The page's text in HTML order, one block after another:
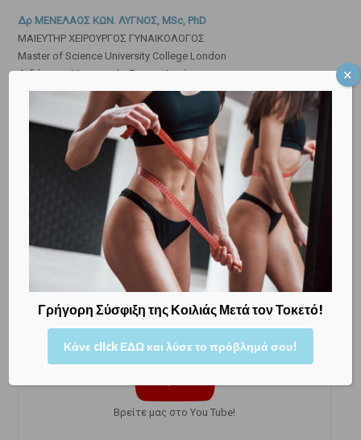
Δρ ΜΕΝΕΛΑΟΣ ΚΩΝ. ΛΥΓΝΟΣ, MSc, PhD
ΜΑΙΕΥΤΗΡ ΧΕΙΡΟΥΡΓΟΣ ΓΥΝΑΙΚΟΛΟΓΟΣ
Master of Science University College London
Διδάκτωρ Μαιευτικής Γυναικολογίας
ΣΤΑΔΙΑ ΤΗΣ ΚΥΗΣΗΣ
Bρείτε μας στο You Tube!
Γρήγορη Σύσφιξη της Κοιλιάς Μετά τον Τοκετό!
Κάνε click ΕΔΩ και λύσε το πρόβλημά σου!